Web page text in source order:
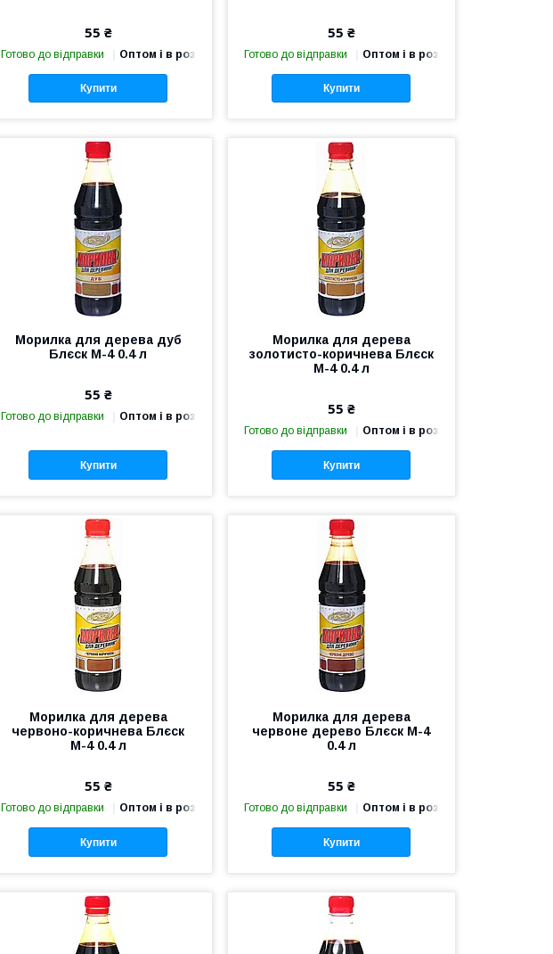
55 ₴
Готово до відправки Оптом і в роздріб
Купити
55 ₴
Готово до відправки Оптом і в роздріб
Купити
Морилка для дерева дуб
Блєск М-4 0.4 л
55 ₴
Готово до відправки Оптом і в роздріб
Купити
Морилка для дерева
золотисто-коричнева Блєск
М-4 0.4 л
55 ₴
Готово до відправки Оптом і в роздріб
Купити
Морилка для дерева
червоно-коричнева Блєск
М-4 0.4 л
55 ₴
Готово до відправки Оптом і в роздріб
Купити
Морилка для дерева
червоне дерево Блєск М-4
0.4 л
55 ₴
Готово до відправки Оптом і в роздріб
Купити